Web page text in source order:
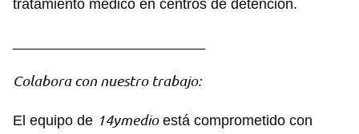
tratamiento médico en centros de detención.
Colabora con nuestro trabajo:
El equipo de 14ymedioestá comprometido con